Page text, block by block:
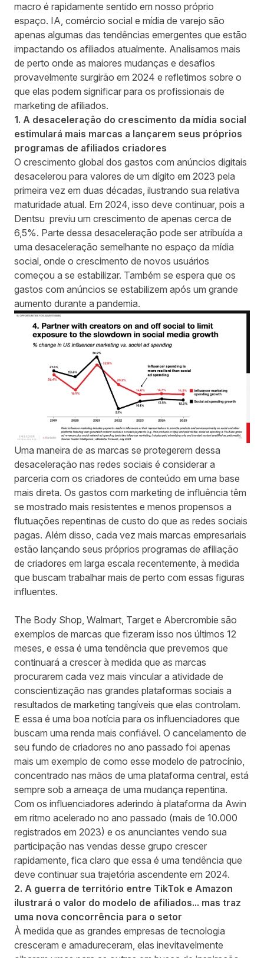
macro é rapidamente sentido em nosso próprio
espaço. IA, comércio social e mídia de varejo são
apenas algumas das tendências emergentes que estão
impactando os afiliados atualmente. Analisamos mais
de perto onde as maiores mudanças e desafios
provavelmente surgirão em 2024 e refletimos sobre o
que elas podem significar para os profissionais de
marketing de afiliados.
1. A desaceleração do crescimento da mídia social
estimulará mais marcas a lançarem seus próprios
programas de afiliados criadores
O crescimento global dos gastos com anúncios digitais
desacelerou para valores de um dígito em 2023 pela
primeira vez em duas décadas, ilustrando sua relativa
maturidade atual. Em 2024, isso deve continuar, pois a
Dentsu previu um crescimento de apenas cerca de
6,5%. Parte dessa desaceleração pode ser atribuída a
uma desaceleração semelhante no espaço da mídia
social, onde o crescimento de novos usuários
começou a se estabilizar. Também se espera que os
gastos com anúncios se estabilizem após um grande
aumento durante a pandemia.
Uma maneira de as marcas se protegerem dessa
desaceleração nas redes sociais é considerar a
parceria com os criadores de conteúdo em uma base
mais direta. Os gastos com marketing de influência têm
se mostrado mais resistentes e menos propensos a
flutuações repentinas de custo do que as redes sociais
pagas. Além disso, cada vez mais marcas empresariais
estão lançando seus próprios programas de afiliação
de criadores em larga escala recentemente, à medida
que buscam trabalhar mais de perto com essas figuras
influentes.
The Body Shop, Walmart, Target e Abercrombie são
exemplos de marcas que fizeram isso nos últimos 12
meses, e essa é uma tendência que prevemos que
continuará a crescer à medida que as marcas
procurarem cada vez mais vincular a atividade de
conscientização nas grandes plataformas sociais a
resultados de marketing tangíveis que elas controlam.
E essa é uma boa notícia para os influenciadores que
buscam uma renda mais confiável. O cancelamento de
seu fundo de criadores no ano passado foi apenas
mais um exemplo de como esse modelo de patrocínio,
concentrado nas mãos de uma plataforma central, está
sempre sob a ameaça de uma mudança repentina.
Com os influenciadores aderindo à plataforma da Awin
em ritmo acelerado no ano passado (mais de 10.000
registrados em 2023) e os anunciantes vendo sua
participação nas vendas desse grupo crescer
rapidamente, fica claro que essa é uma tendência que
deve continuar sua trajetória ascendente em 2024.
2. A guerra de território entre TikTok e Amazon
ilustrará o valor do modelo de afiliados... mas traz
uma nova concorrência para o setor
À medida que as grandes empresas de tecnologia
cresceram e amadureceram, elas inevitavelmente